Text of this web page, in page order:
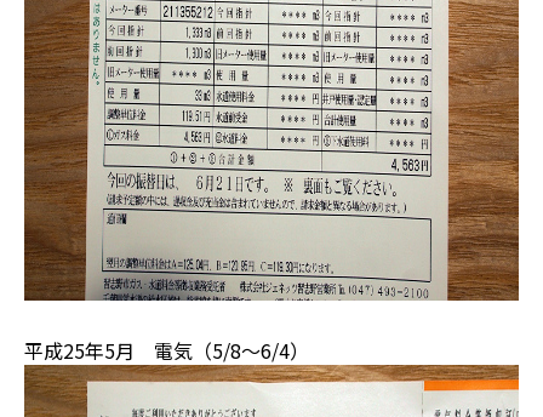
平成25年5月 電気（5/8～6/4）